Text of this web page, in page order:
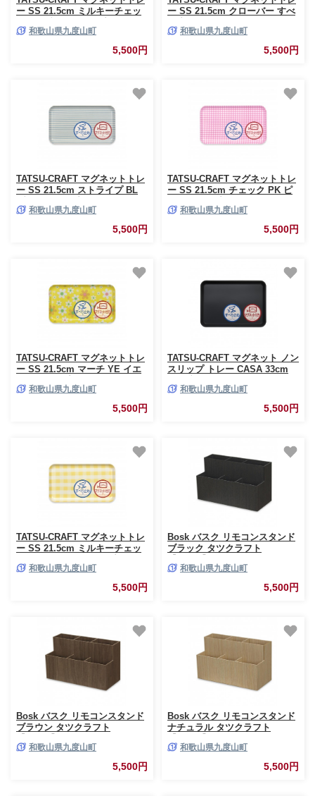
ー SS 21.5cm ミルキーチェッ
［Tk1064］
和歌山県九度山町
5,500円
ー SS 21.5cm クローバー すべ
和歌山県九度山町
5,500円
TATSU-CRAFT マグネットトレ
ー SS 21.5cm ストライプ BL
［Tk1047］
和歌山県九度山町
5,500円
TATSU-CRAFT マグネットトレ
ー SS 21.5cm チェック PK ピ
［Tk1052］
和歌山県九度山町
5,500円
TATSU-CRAFT マグネットトレ
ー SS 21.5cm マーチ YE イエ
［Tk1062］
和歌山県九度山町
5,500円
TATSU-CRAFT マグネット ノン
スリップ トレー CASA 33cm
和歌山県九度山町
5,500円
TATSU-CRAFT マグネットトレ
ー SS 21.5cm ミルキーチェッ
［Tk1067］
和歌山県九度山町
5,500円
Bosk バスク リモコンスタンド
ブラック タツクラフト
和歌山県九度山町
5,500円
Bosk バスク リモコンスタンド
ブラウン タツクラフト
和歌山県九度山町
5,500円
Bosk バスク リモコンスタンド
ナチュラル タツクラフト
和歌山県九度山町
5,500円